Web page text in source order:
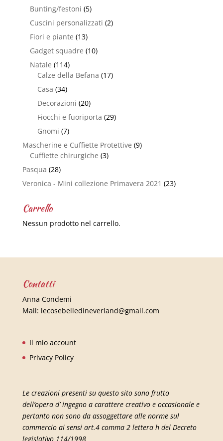
Bunting/festoni (5)
Cuscini personalizzati (2)
Fiori e piante (13)
Gadget squadre (10)
Natale (114)
Calze della Befana (17)
Casa (34)
Decorazioni (20)
Fiocchi e fuoriporta (29)
Gnomi (7)
Mascherine e Cuffiette Protettive (9)
Cuffiette chirurgiche (3)
Pasqua (28)
Veronica - Mini collezione Primavera 2021 (23)
Carrello
Nessun prodotto nel carrello.
Contatti
Anna Condemi
Mail: lecosebelledineverland@gmail.com
Il mio account
Privacy Policy
Le creazioni presenti su questo sito sono frutto
dell’opera d’ ingegno a carattere creativo e occasionale e
pertanto non sono da assoggettare alle norme sul
commercio ai sensi art.4 comma 2 lettera h del Decreto
legislativo 114/1998